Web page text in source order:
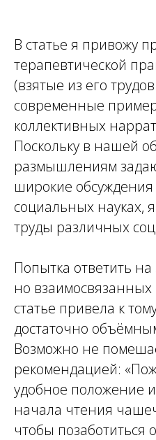
В статье я привожу
терапевтической
(взятые из его
современные
коллективных
Поскольку в нашей
размышлениям
широкие обсуждения
социальных науках,
труды различных
Попытка ответить
но
статье привела к
достаточно
Возможно не
рекомендацией:
удобное положение
начала чтения
чтобы позаботиться